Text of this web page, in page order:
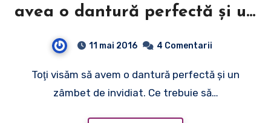
avea o dantură perfectă şi un
zâmbet de invidiat!
11 mai 2016 4 Comentarii
Toţi visăm să avem o dantură perfectă şi un
zâmbet de invidiat. Ce trebuie să…